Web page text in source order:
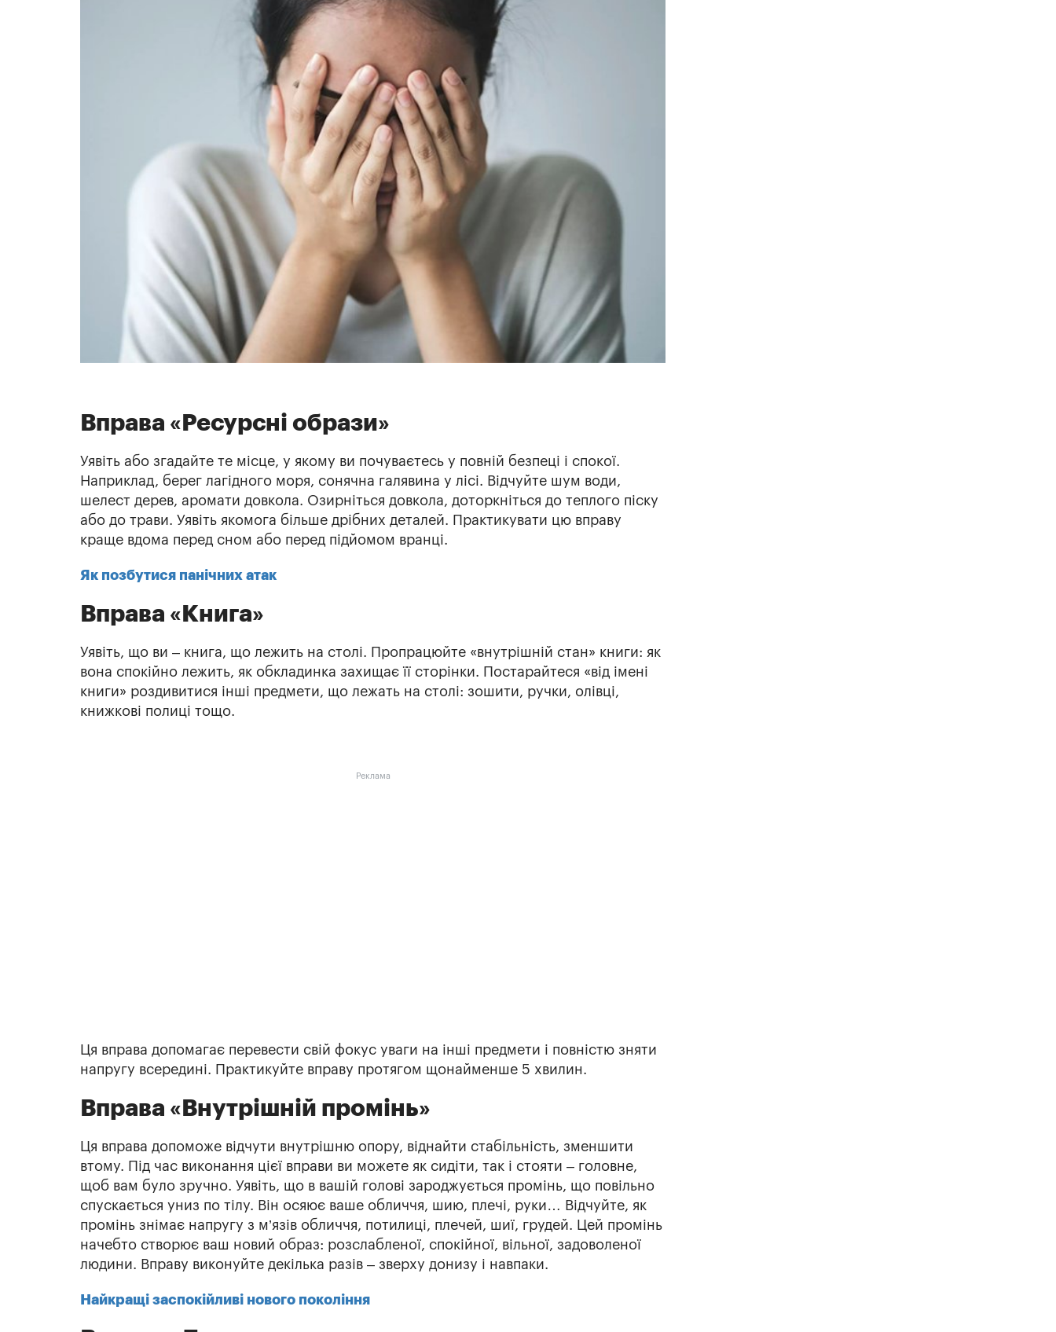
Вправа «Ресурсні образи»
Уявіть або згадайте те місце, у якому ви почуваєтесь у повній безпеці і спокої.
Наприклад, берег лагідного моря, сонячна галявина у лісі. Відчуйте шум води,
шелест дерев, аромати довкола. Озирніться довкола, доторкніться до теплого піску
або до трави. Уявіть якомога більше дрібних деталей. Практикувати цю вправу
краще вдома перед сном або перед підйомом вранці.
Як позбутися панічних атак
Вправа «Книга»
Уявіть, що ви – книга, що лежить на столі. Пропрацюйте «внутрішній стан» книги: як
вона спокійно лежить, як обкладинка захищає її сторінки. Постарайтеся «від імені
книги» роздивитися інші предмети, що лежать на столі: зошити, ручки, олівці,
книжкові полиці тощо.
Реклама
Ця вправа допомагає перевести свій фокус уваги на інші предмети і повністю зняти
напругу всередині. Практикуйте вправу протягом щонайменше 5 хвилин.
Вправа «Внутрішній промінь»
Ця вправа допоможе відчути внутрішню опору, віднайти стабільність, зменшити
втому. Під час виконання цієї вправи ви можете як сидіти, так і стояти – головне,
щоб вам було зручно. Уявіть, що в вашій голові зароджується промінь, що повільно
спускається униз по тілу. Він осяює ваше обличчя, шию, плечі, руки… Відчуйте, як
промінь знімає напругу з м’язів обличчя, потилиці, плечей, шиї, грудей. Цей промінь
начебто створює ваш новий образ: розслабленої, спокійної, вільної, задоволеної
людини. Вправу виконуйте декілька разів – зверху донизу і навпаки.
Найкращі заспокійливі нового покоління